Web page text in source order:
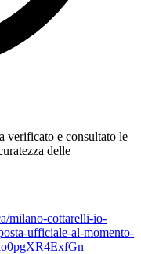
verificato e consultato le
delle
milano-cottarelli-io-
ufficiale-al-momento-